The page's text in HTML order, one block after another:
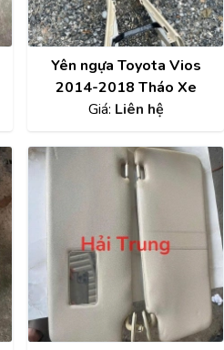
Yên ngựa Toyota Vios
2014-2018 Tháo Xe
Giá: Liên hệ